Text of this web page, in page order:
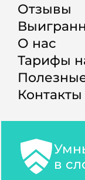
Отзывы
О нас
Тарифы
Контакты
в